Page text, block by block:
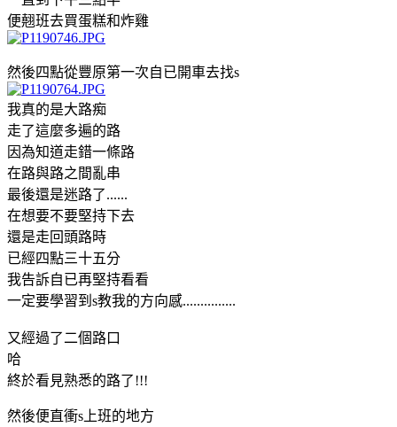
便翹班去買蛋糕和炸雞
然後四點從豐原第一次自已開車去找s
我真的是大路痴
走了這麼多遍的路
因為知道走錯一條路
在路與路之間亂串
最後還是迷路了......
在想要不要堅持下去
還是走回頭路時
已經四點三十五分
我告訴自已再堅持看看
一定要學習到s教我的方向感...............
又經過了二個路口
哈
終於看見熟悉的路了!!!
然後便直衝s上班的地方